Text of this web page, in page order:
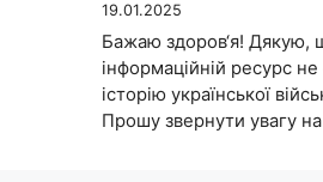
19.01.2025
Бажаю здоров‘я! Дякую,
інформаційній ресурс
історію української
Прошу звернути увагу